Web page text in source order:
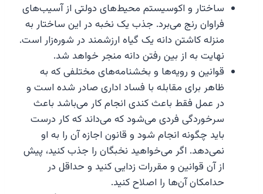
ساختار و اکوسیستم محیط‌های دولتی از آسیب‌های
فراوان رنج می‌برد. جذب یک نخبه در این ساختار به
منزله کاشتن دانه یک گیاه ارزشمند در شوره‌زار است.
نهایت به از بین رفتن دانه منجر خواهد شد.
قوانین و رویه‌ها و بخشنامه‌های مختلفی که به
ظاهر برای مقابله با فساد اداری صادر شده است و
در عمل فقط باعث کندی انجام کار می‌باشد باعث
سرخوردگی فردی می‌شود که می‌داند که کار درست
باید چگونه انجام شود و قانون اجازه آن را به او
نمی‌دهد. اگر می‌خواهید نخبگان را جذب کنید، پیش
از آن قوانین و مقررات زدایی کنید و حداقل در
حدامکان آن‌ها را اصلاح کنید.